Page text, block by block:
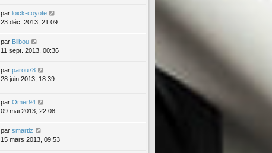
par loick-coyote
23 déc. 2013, 21:09
par Bilbou
11 sept. 2013, 00:36
par parou78
28 juin 2013, 18:39
par Omer94
09 mai 2013, 22:08
par smartiz
15 mars 2013, 09:53